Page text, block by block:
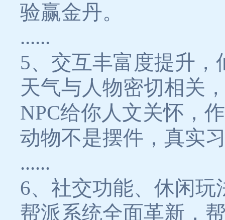
验赢金丹。
......
5、交互丰富度提升
天气与人物密切相关
NPC给你人文关怀，
动物不是摆件，真实
......
6、社交功能、休闲
帮派系统全面革新，